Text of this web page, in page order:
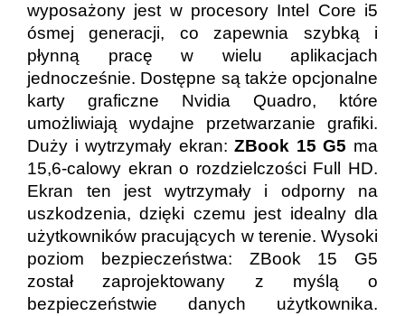
wyposażony jest w procesory Intel Core i5
ósmej generacji, co zapewnia szybką i
płynną pracę w wielu aplikacjach
jednocześnie. Dostępne są także opcjonalne
karty graficzne Nvidia Quadro, które
umożliwiają wydajne przetwarzanie grafiki.
Duży i wytrzymały ekran:ZBook 15 G5 ma
15,6-calowy ekran o rozdzielczości Full HD.
Ekran ten jest wytrzymały i odporny na
uszkodzenia, dzięki czemu jest idealny dla
użytkowników pracujących w terenie. Wysoki
poziom bezpieczeństwa: ZBook 15 G5
został zaprojektowany z myślą o
bezpieczeństwie danych użytkownika.